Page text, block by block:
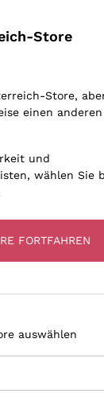
Datenschutz-
Store
Store,
einen anderen
und
wählen Sie
FORTFAHREN
auswählen